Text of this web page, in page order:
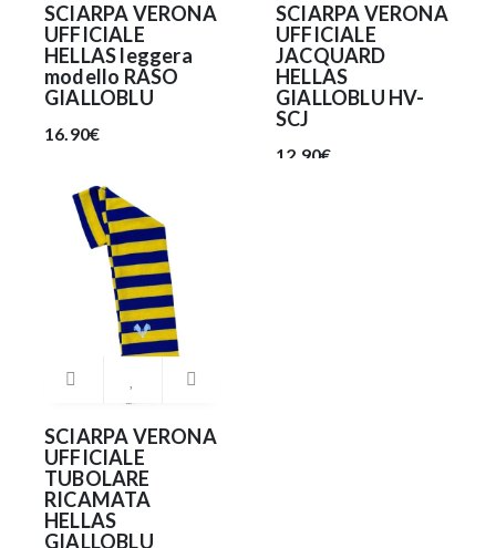
SCIARPA VERONA
UFFICIALE
HELLAS leggera
modello RASO
GIALLOBLU
16.90€
SCIARPA VERONA
UFFICIALE
JACQUARD
HELLAS
GIALLOBLU HV-
SCJ
12.90€
SCIARPA VERONA
UFFICIALE
TUBOLARE
RICAMATA
HELLAS
GIALLOBLU